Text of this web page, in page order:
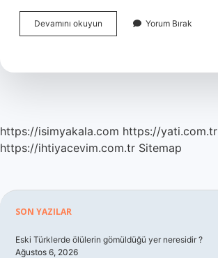
Devamını okuyun
Ne
Yorum Bırak
https://isimyakala.com https://yati.com.tr
https://ihtiyacevim.com.tr Sitemap
Sidebar
SON YAZILAR
Eski Türklerde ölülerin gömüldüğü yer neresidir ?
Ağustos 6, 2026